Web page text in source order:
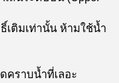
เติมเท่านั้น ห้ามใช้น้ำ
คราบน้ำที่เลอะ